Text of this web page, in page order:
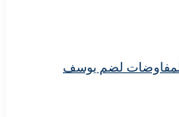
لضم يوسف